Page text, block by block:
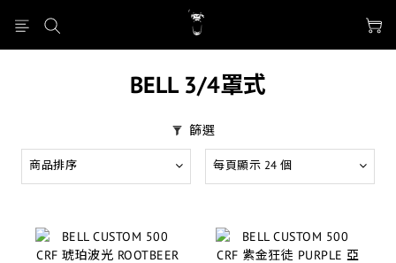
BELL 3/4罩式
篩選
商品排序 每頁顯示 24 個